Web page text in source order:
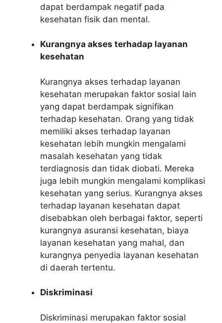
dapat berdampak negatif pada
kesehatan fisik dan mental.
Kurangnya akses terhadap layanan
kesehatan
Kurangnya akses terhadap layanan
kesehatan merupakan faktor sosial lain
yang dapat berdampak signifikan
terhadap kesehatan. Orang yang tidak
memiliki akses terhadap layanan
kesehatan lebih mungkin mengalami
masalah kesehatan yang tidak
terdiagnosis dan tidak diobati. Mereka
juga lebih mungkin mengalami komplikasi
kesehatan yang serius. Kurangnya akses
terhadap layanan kesehatan dapat
disebabkan oleh berbagai faktor, seperti
kurangnya asuransi kesehatan, biaya
layanan kesehatan yang mahal, dan
kurangnya penyedia layanan kesehatan
di daerah tertentu.
Diskriminasi
Diskriminasi merupakan faktor sosial